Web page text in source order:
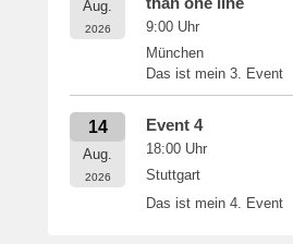
Aug.
2026 9:00 Uhr
München
Das ist mein 3. Event
14
Aug.
2026
Event 4
18:00 Uhr
Stuttgart
Das ist mein 4. Event